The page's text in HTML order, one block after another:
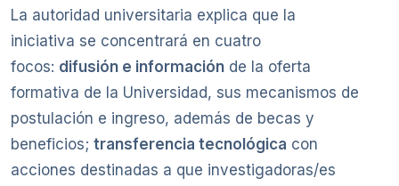
La autoridad universitaria explica que la
iniciativa se concentrará en cuatro
focos: difusión e información de la oferta
formativa de la Universidad, sus mecanismos de
postulación e ingreso, además de becas y
beneficios; transferencia tecnológica con
acciones destinadas a que investigadoras/es